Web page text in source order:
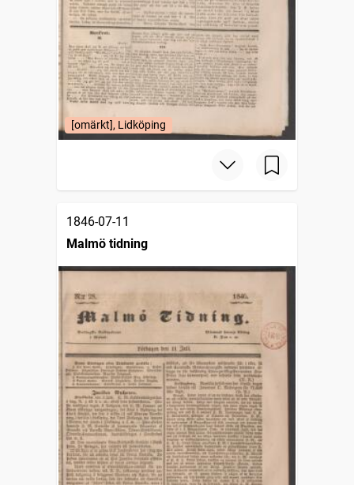
[omärkt], Lidköping
1846-07-11
Malmö tidning